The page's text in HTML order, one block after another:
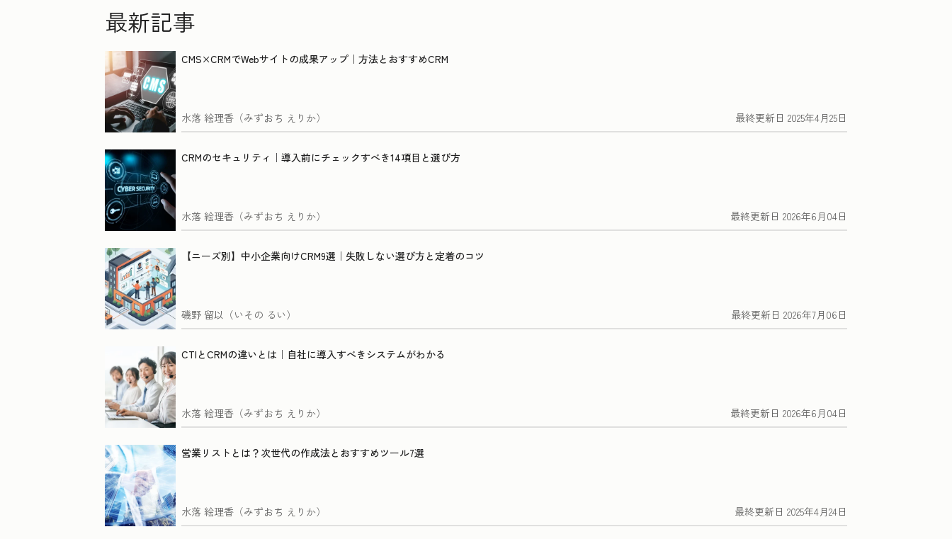
最新記事
CMS×CRMでWebサイトの成果アップ｜方法とおすすめCRM
水落 絵理香（みずおち えりか） 最終更新日 2025年4月25日
CRMのセキュリティ｜導入前にチェックすべき14項目と選び方
水落 絵理香（みずおち えりか） 最終更新日 2026年6月04日
【ニーズ別】中小企業向けCRM9選｜失敗しない選び方と定着のコツ
磯野 留以（いその るい） 最終更新日 2026年7月06日
CTIとCRMの違いとは｜自社に導入すべきシステムがわかる
水落 絵理香（みずおち えりか） 最終更新日 2026年6月04日
営業リストとは？次世代の作成法とおすすめツール7選
水落 絵理香（みずおち えりか） 最終更新日 2025年4月24日